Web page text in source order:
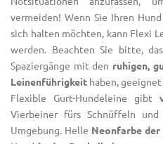
vermeiden! Wenn Sie Ihren
sich halten möchten, kann Flexi
werden. Beachten Sie bitte,
Spaziergänge mit den ruhigen,
Leinenführigkeit haben,
Flexible Gurt-Hundeleine gibt
Vierbeiner fürs Schnüffeln und
Umgebung. Helle Neonfarbe der